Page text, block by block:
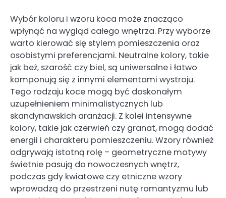
Wybór koloru i wzoru koca może znacząco
wpłynąć na wygląd całego wnętrza. Przy wyborze
warto kierować się stylem pomieszczenia oraz
osobistymi preferencjami. Neutralne kolory, takie
jak beż, szarość czy biel, są uniwersalne i łatwo
komponują się z innymi elementami wystroju.
Tego rodzaju koce mogą być doskonałym
uzupełnieniem minimalistycznych lub
skandynawskich aranżacji. Z kolei intensywne
kolory, takie jak czerwień czy granat, mogą dodać
energii i charakteru pomieszczeniu. Wzory również
odgrywają istotną rolę – geometryczne motywy
świetnie pasują do nowoczesnych wnętrz,
podczas gdy kwiatowe czy etniczne wzory
wprowadzą do przestrzeni nutę romantyzmu lub